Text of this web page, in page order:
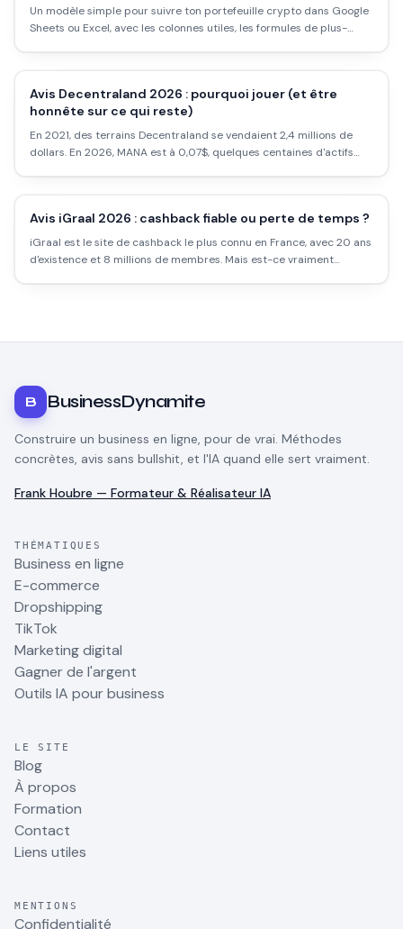
Un modèle simple pour suivre ton portefeuille crypto dans Google
Sheets ou Excel, avec les colonnes utiles, les formules de plus-
Avis Decentraland 2026 : pourquoi jouer (et être
honnête sur ce qui reste)
En 2021, des terrains Decentraland se vendaient 2,4 millions de
dollars. En 2026, MANA est à 0,07$, quelques centaines d'actifs
Avis iGraal 2026 : cashback fiable ou perte de temps ?
iGraal est le site de cashback le plus connu en France, avec 20 ans
d'existence et 8 millions de membres. Mais est-ce vraiment
B BusinessDynamite
Construire un business en ligne, pour de vrai. Méthodes
concrètes, avis sans bullshit, et l'IA quand elle sert vraiment.
Frank Houbre — Formateur & Réalisateur IA
THÉMATIQUES
Business en ligne
E-commerce
Dropshipping
TikTok
Marketing digital
Gagner de l'argent
Outils IA pour business
LE SITE
Blog
À propos
Formation
Contact
Liens utiles
MENTIONS
Confidentialité